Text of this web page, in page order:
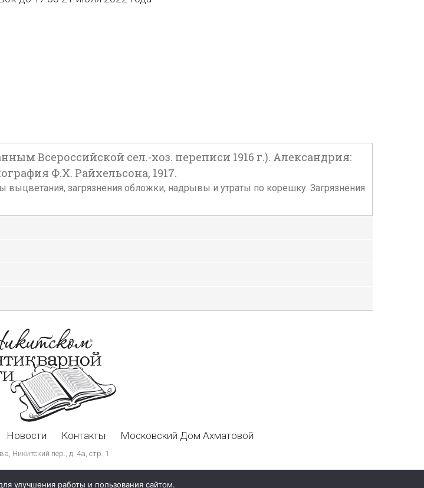
Всероссийской сел.-хоз. переписи 1916 г.). Александрия:
Ф.Х. Райхельсона, 1917.
выцветания, загрязнения обложки, надрывы и утраты по корешку. Загрязнения
Новости Контакты Московский Дом Ахматовой
Никитский пер., д. 4а, стр. 1
улучшения работы и пользования сайтом.